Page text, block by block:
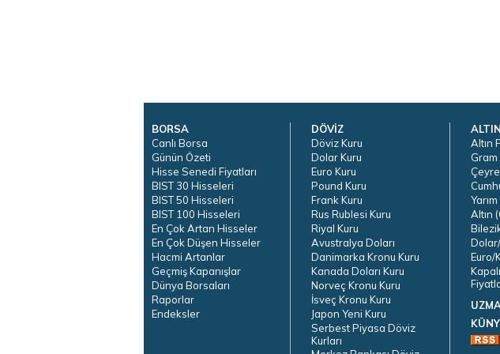
BORSA
Canlı Borsa
Günün Özeti
Hisse Senedi Fiyatları
BIST 30 Hisseleri
BIST 50 Hisseleri
BIST 100 Hisseleri
En Çok Artan Hisseler
En Çok Düşen Hisseler
Hacmi Artanlar
Geçmiş Kapanışlar
Dünya Borsaları
Raporlar
Endeksler
DÖVİZ
Döviz Kuru
Dolar Kuru
Euro Kuru
Pound Kuru
Frank Kuru
Rus Rublesi Kuru
Riyal Kuru
Avustralya Doları
Danimarka Kronu Kuru
Kanada Doları Kuru
Norveç Kronu Kuru
İsveç Kronu Kuru
Japon Yeni Kuru
Serbest Piyasa Döviz
Kurları
ALTIN
Altın
Gram
Altın
Dolar/
Euro/